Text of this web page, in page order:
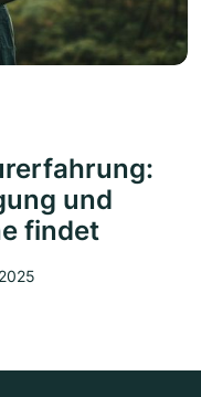
und
findet